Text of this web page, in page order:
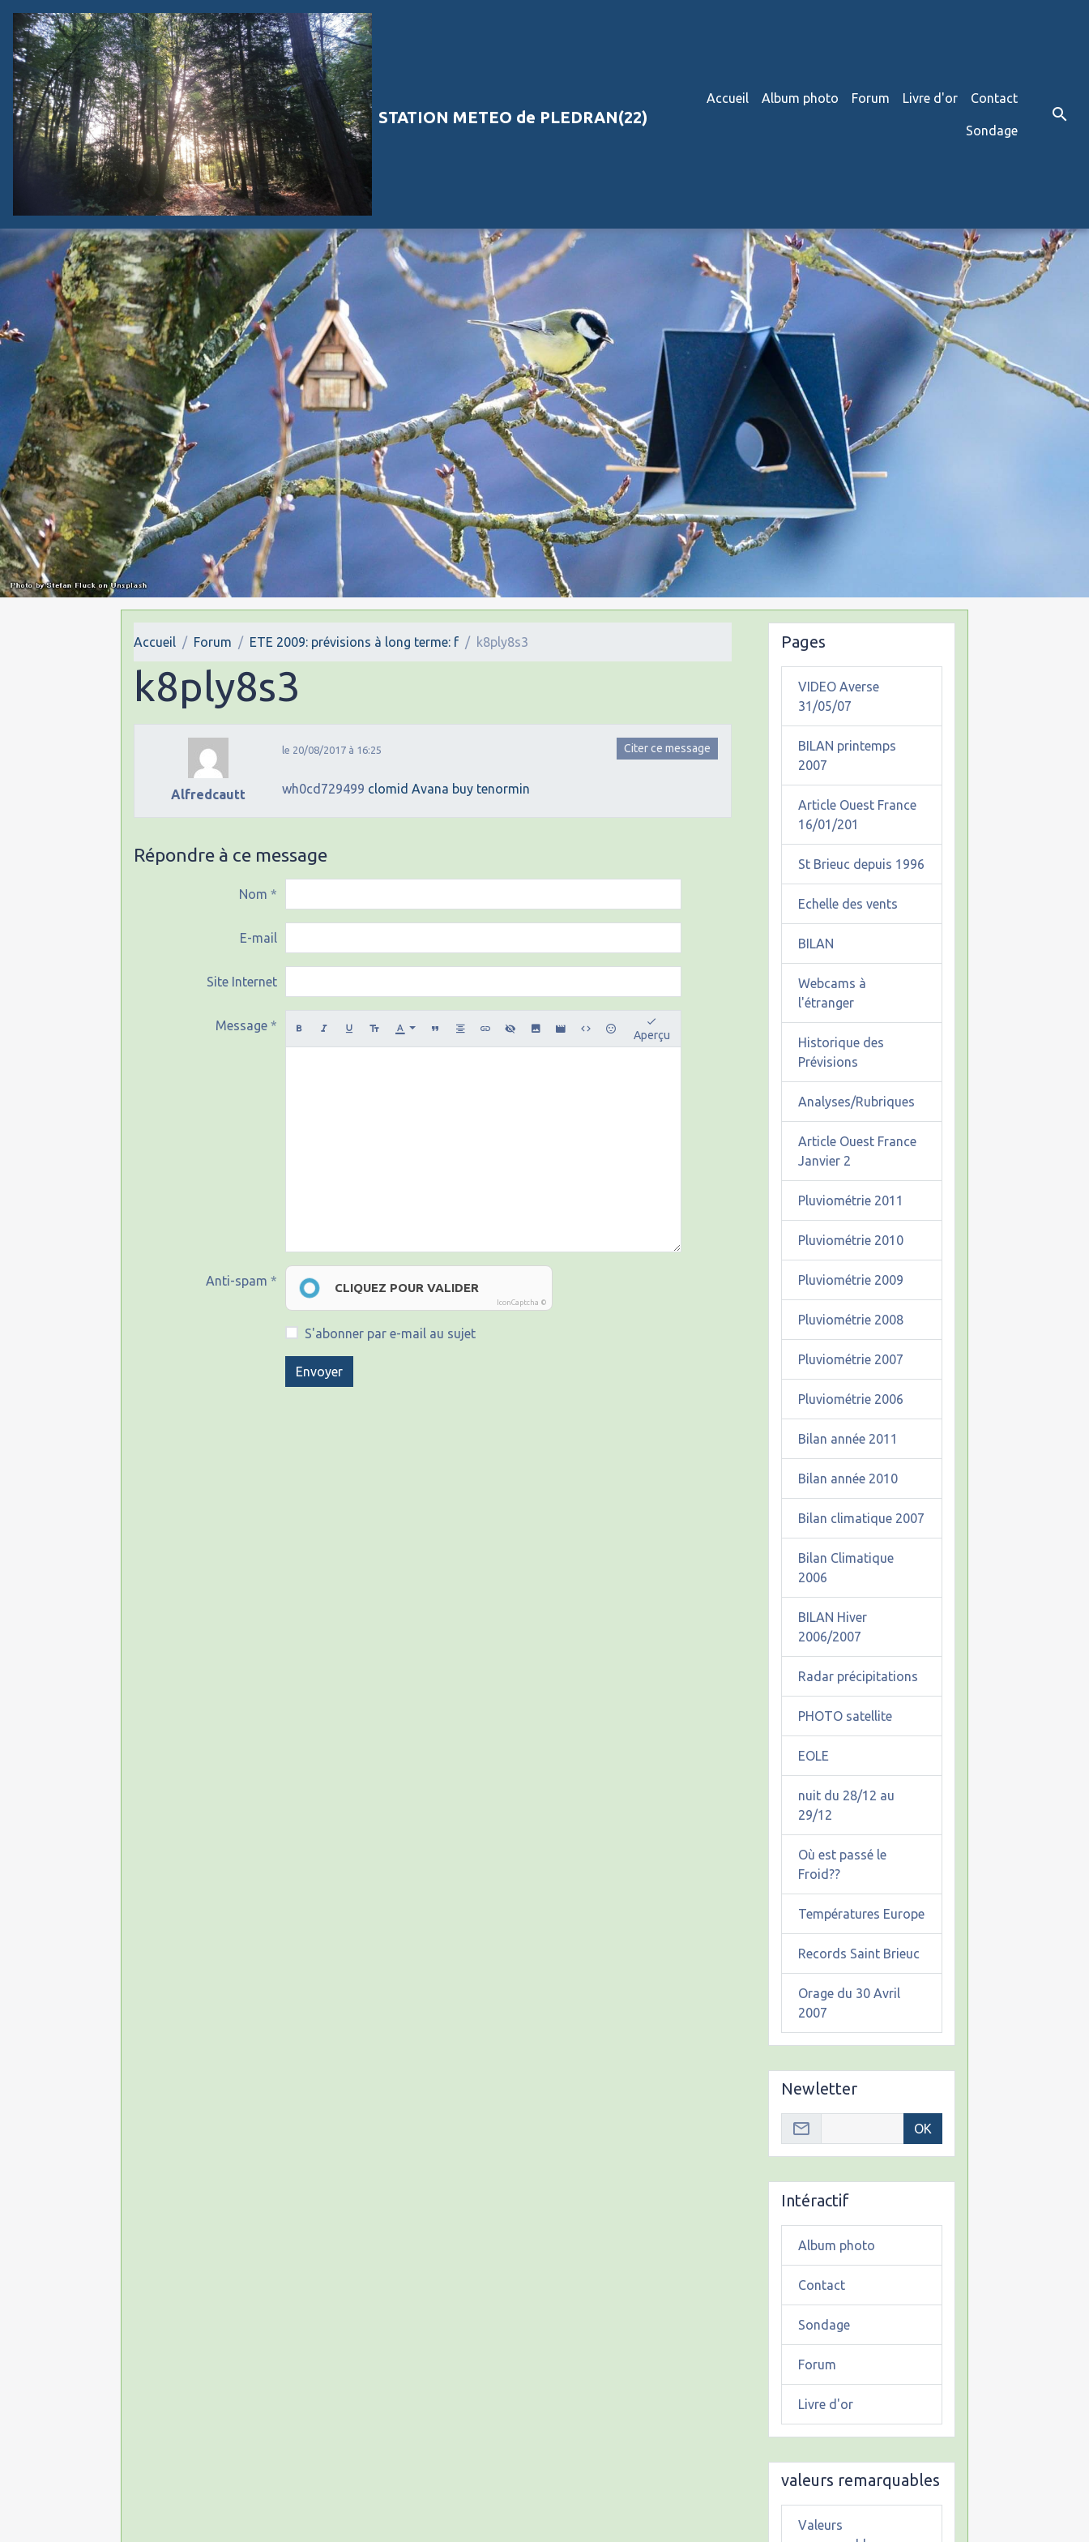
STATION METEO de PLEDRAN(22)
Accueil Album photo Forum Livre d'or Contact
Sondage
Accueil Forum ETE 2009: prévisions à long terme: f k8ply8s3
k8ply8s3
Alfredcautt
le 20/08/2017 à 16:25 Citer ce message
wh0cd729499 clomid Avana buy tenormin
Répondre à ce message
Nom
E-mail
Site Internet
Message
Aperçu
Anti-spam CLIQUEZ POUR VALIDER
IconCaptcha ©
S'abonner par e-mail au sujet
Envoyer
Pages
VIDEO Averse
31/05/07
BILAN printemps
2007
Article Ouest France
16/01/201
St Brieuc depuis 1996
Echelle des vents
BILAN
Webcams à
l'étranger
Historique des
Prévisions
Analyses/Rubriques
Article Ouest France
Janvier 2
Pluviométrie 2011
Pluviométrie 2010
Pluviométrie 2009
Pluviométrie 2008
Pluviométrie 2007
Pluviométrie 2006
Bilan année 2011
Bilan année 2010
Bilan climatique 2007
Bilan Climatique
2006
BILAN Hiver
2006/2007
Radar précipitations
PHOTO satellite
EOLE
nuit du 28/12 au
29/12
Où est passé le
Froid??
Températures Europe
Records Saint Brieuc
Orage du 30 Avril
2007
Newletter
OK
Intéractif
Album photo
Contact
Sondage
Forum
Livre d'or
valeurs remarquables
Valeurs